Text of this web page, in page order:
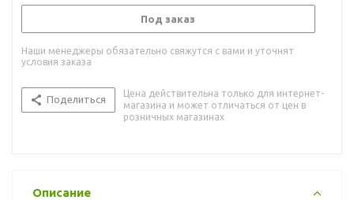
Под заказ
Наши менеджеры обязательно свяжутся с вами и уточнят
условия заказа
Поделиться
Цена действительна только для интернет-
магазина и может отличаться от цен в
розничных магазинах
Описание